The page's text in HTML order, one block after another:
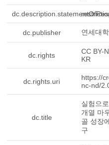
dc.publisher 연세대
dc.rights
CC BY-
KR
dc.rights.uri
https://
nc-nd/
dc.title
실험으
개열 마
골 성장
구